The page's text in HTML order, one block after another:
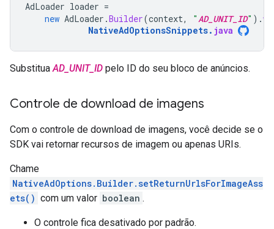
AdLoader loader =
new AdLoader .Builder(context, "AD_UNIT_ID" ).
NativeAdOptionsSnippets. java
SubstituaAD_UNIT_ID pelo ID do seu bloco de anúncios.
Controle de download de imagens
Com o controle de download de imagens, você decide se o
SDK vai retornar recursos de imagem ou apenas URIs.
Chame
NativeAdOptions.Builder.setReturnUrlsForImageAss
ets() com um valor boolean .
O controle fica desativado por padrão.